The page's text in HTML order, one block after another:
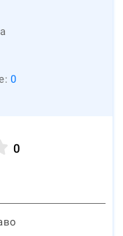
0
0